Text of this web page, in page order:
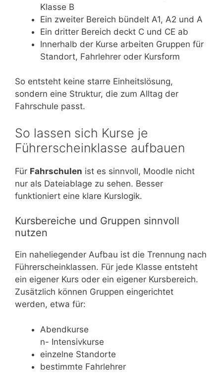
Klasse B
Ein zweiter Bereich bündelt A1, A2 und A
Ein dritter Bereich deckt C und CE ab
Innerhalb der Kurse arbeiten Gruppen für
Standort, Fahrlehrer oder Kursform
So entsteht keine starre Einheitslösung,
sondern eine Struktur, die zum Alltag der
Fahrschule passt.
So lassen sich Kurse je
Führerscheinklasse aufbauen
Für Fahrschulen ist es sinnvoll, Moodle nicht
nur als Dateiablage zu sehen. Besser
funktioniert eine klare Kurslogik.
Kursbereiche und Gruppen sinnvoll
nutzen
Ein naheliegender Aufbau ist die Trennung nach
Führerscheinklassen. Für jede Klasse entsteht
ein eigener Kurs oder ein eigener Kursbereich.
Zusätzlich können Gruppen eingerichtet
werden, etwa für:
Abendkurse
n- Intensivkurse
einzelne Standorte
bestimmte Fahrlehrer